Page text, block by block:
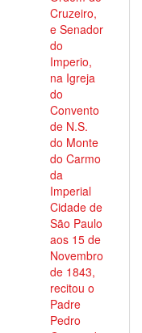
Cruzeiro,
e Senador
do
Imperio,
na Igreja
do
Convento
de N.S.
do Monte
do Carmo
da
Imperial
Cidade de
São Paulo
aos 15 de
Novembro
de 1843,
recitou o
Padre
Pedro